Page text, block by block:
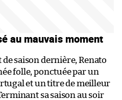
au mauvais moment
saison dernière, Renato
folle, ponctuée par un
et un titre de meilleur
sa saison au soir